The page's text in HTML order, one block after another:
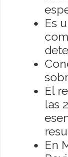
Es
El
las
En